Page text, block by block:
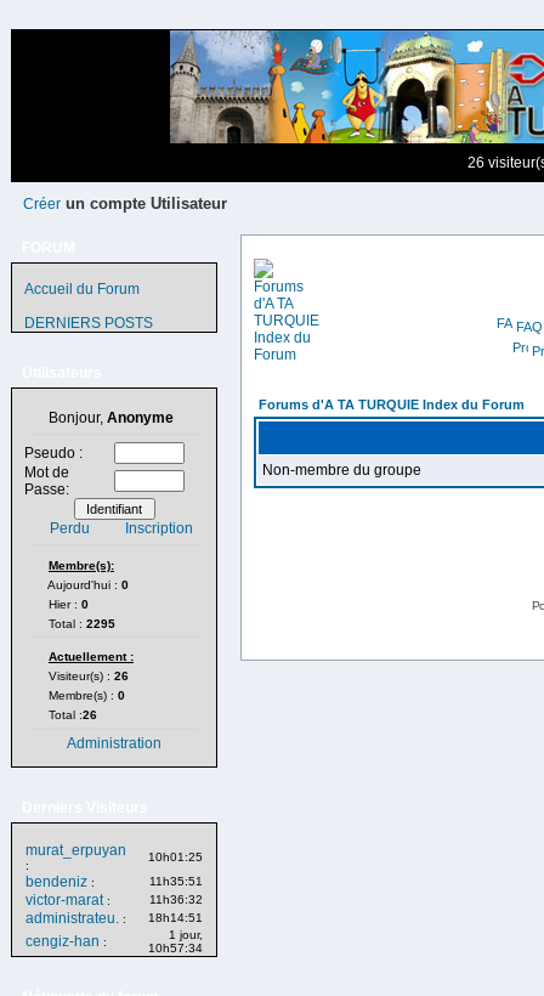
26
Créer un compte Utilisateur
Accueil du Forum
DERNIERS POSTS
Bonjour, Anonyme
Pseudo :
Mot de
Passe:
Perdu Inscription
Membre(s):
Aujourd'hui : 0
Hier : 0
Total : 2295
Actuellement :
Visiteur(s) : 26
Membre(s) : 0
Total :26
Administration
murat_erpuyan
:
10h01:25
bendeniz : 11h35:51
victor-marat: 11h36:32
administrateu. : 18h14:51
cengiz-han :
1 jour,
10h57:34
FAQ
Forums d'A TA TURQUIE Index du Forum
Non-membre du groupe